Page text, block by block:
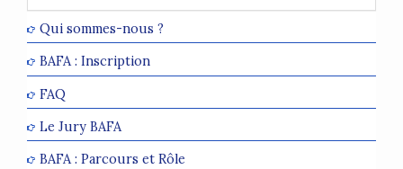
Qui sommes-nous ?
BAFA : Inscription
FAQ
Le Jury BAFA
BAFA : Parcours et Rôle